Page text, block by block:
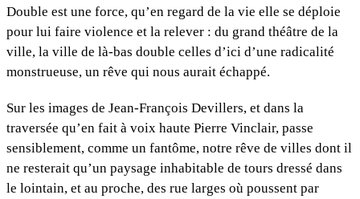
Double est une force, qu’en regard de la vie elle se déploie
pour lui faire violence et la relever : du grand théâtre de la
ville, la ville de là-bas double celles d’ici d’une radicalité
monstrueuse, un rêve qui nous aurait échappé.
Sur les images de Jean-François Devillers, et dans la
traversée qu’en fait à voix haute Pierre Vinclair, passe
sensiblement, comme un fantôme, notre rêve de villes dont il
ne resterait qu’un paysage inhabitable de tours dressé dans
le lointain, et au proche, des rue larges où poussent par